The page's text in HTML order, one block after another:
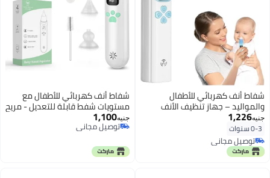
شفاط أنف كهربائي للأطفال
والمواليد – جهاز تنظيف الأنف
الأوتوماتيكي بموسيقى هادئة
سيليكون طبية وملقاط
جنيه1,226
0-3 سنوات
توصيل مجاني
توصيل مجاني
شفاط أنف كهربائي للأطفال مع
مستويات شفط قابلة للتعديل - مريح
لانسداد الأنف لحديثي الولادة والرضع
- يتميز بموسيقى مهدئة وإضاءة
لإزالة المخاط بلطف
جنيه1,100
توصيل مجاني
توصيل مجاني